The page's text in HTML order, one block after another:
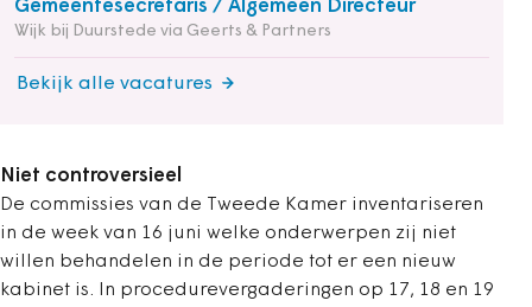
Gemeentesecretaris / Algemeen Directeur
Wijk bij Duurstede via Geerts & Partners
Bekijk alle vacatures
Niet controversieel
De commissies van de Tweede Kamer inventariseren
in de week van 16 juni welke onderwerpen zij niet
willen behandelen in de periode tot er een nieuw
kabinet is. In procedurevergaderingen op 17, 18 en 19